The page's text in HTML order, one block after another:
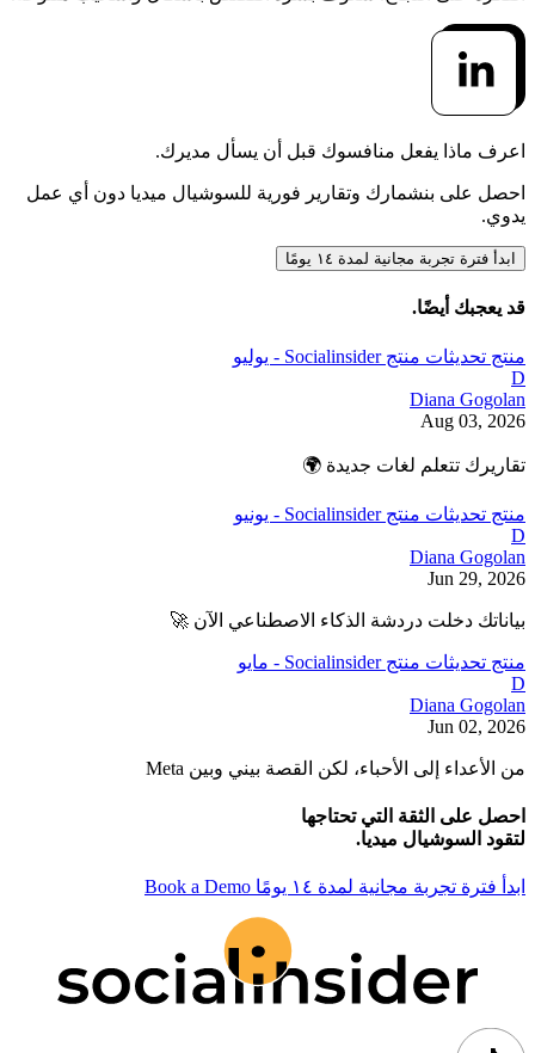
اعرف ماذا يفعل منافسوك قبل أن يسأل مديرك.
احصل على بنشمارك وتقارير فورية للسوشيال ميديا دون أي عمل
يدوي.
ابدأ فترة تجربة مجانية لمدة ١٤ يومًا
قد يعجبك أيضًا.
منتج تحديثات منتج Socialinsider - يوليو
D
Diana Gogolan
Aug 03, 2026
تقاريرك تتعلم لغات جديدة 🌍
منتج تحديثات منتج Socialinsider - يونيو
D
Diana Gogolan
Jun 29, 2026
بياناتك دخلت دردشة الذكاء الاصطناعي الآن 🚀
منتج تحديثات منتج Socialinsider - مايو
D
Diana Gogolan
Jun 02, 2026
من الأعداء إلى الأحباء، لكن القصة بيني وبين Meta
احصل على الثقة التي تحتاجها
لتقود السوشيال ميديا.
ابدأ فترة تجربة مجانية لمدة ١٤ يومًا Book a Demo